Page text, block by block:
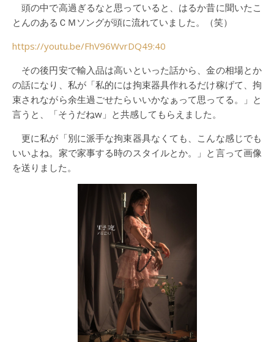
頭の中で高過ぎるなと思っていると、はるか昔に聞いたこ
とんのあるＣＭソングが頭に流れていました。（笑）
https://youtu.be/FhV96WvrDQ49:40
その後円安で輸入品は高いといった話から、金の相場とか
の話になり、私が「私的には拘束器具作れるだけ稼げて、拘
束されながら余生過ごせたらいいかなぁって思ってる。」と
言うと、「そうだねw」と共感してもらえました。
更に私が「別に派手な拘束器具なくても、こんな感じでも
いいよね。家で家事する時のスタイルとか。」と言って画像
を送りました。